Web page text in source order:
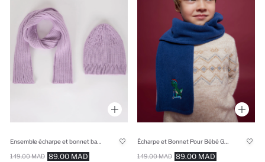
89.00 MAD
149.00 MAD 89.00 MAD
149.00 MAD